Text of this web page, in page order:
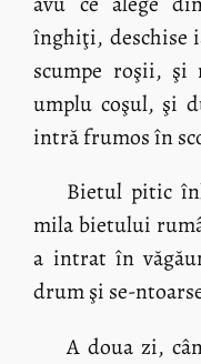
înghiţi, deschise
scumpe roşii, şi
umplu coşul, şi
intră frumos în
Bietul pitic
mila bietului
a intrat în
drum şi se-
A doua zi,